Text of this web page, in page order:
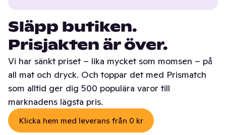
Släpp butiken.
Prisjakten är över.
Vi har sänkt priset – lika mycket som momsen – på
all mat och dryck. Och toppar det med Prismatch
som alltid ger dig 500 populära varor till
marknadens lägsta pris.
Klicka hem med leverans från 0 kr